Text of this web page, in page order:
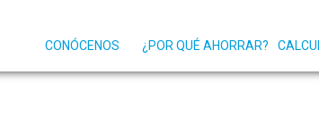
CONÓCENOS ¿POR QUÉ AHORRAR?